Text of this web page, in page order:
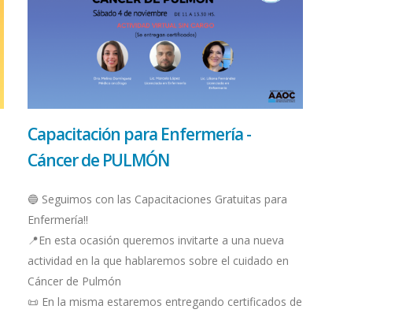
Capacitación para Enfermería -
Cáncer de PULMÓN
🔵 Seguimos con las Capacitaciones Gratuitas para
Enfermería‼️
📍En esta ocasión queremos invitarte a una nueva
actividad en la que hablaremos sobre el cuidado en
Cáncer de Pulmón
📜 En la misma estaremos entregando certificados de